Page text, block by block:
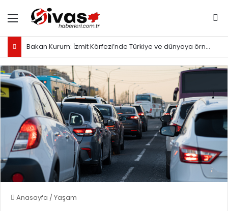
Menü
Bakan Kurum: İzmit Körfezi’nde Türkiye ve dünyaya örnek olacak proje yürütüyoruz
Anasayfa / Yaşam